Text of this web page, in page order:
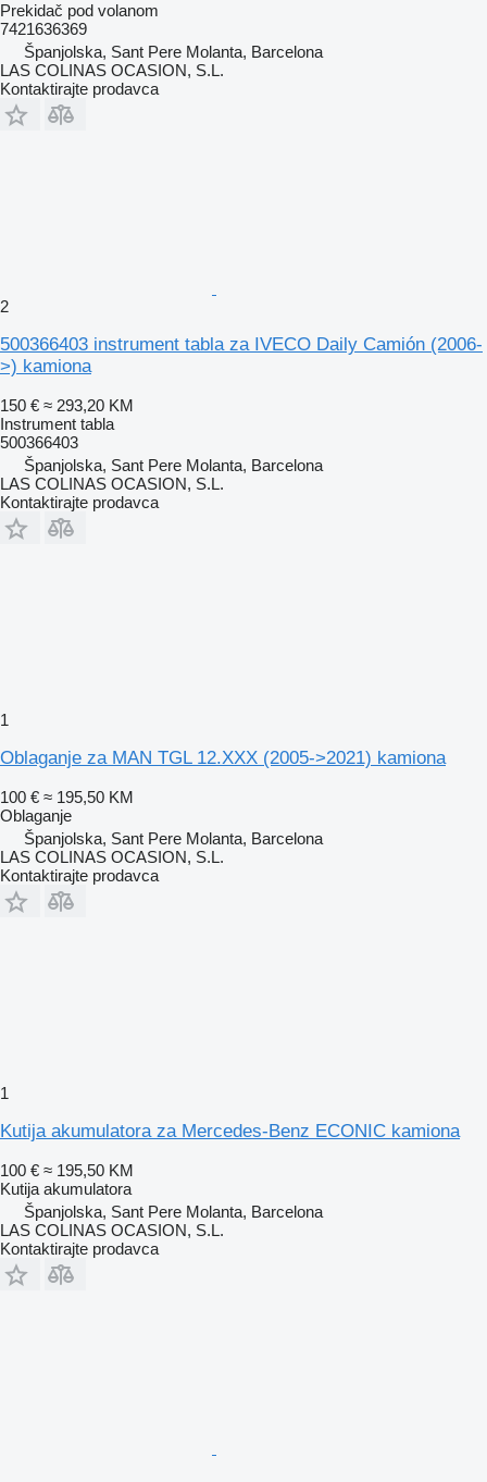
Prekidač pod volanom
7421636369
Španjolska, Sant Pere Molanta, Barcelona
LAS COLINAS OCASION, S.L.
Kontaktirajte prodavca
2
500366403 instrument tabla za IVECO Daily Camión (2006-
>) kamiona
150 € ≈ 293,20 KM
Instrument tabla
500366403
Španjolska, Sant Pere Molanta, Barcelona
LAS COLINAS OCASION, S.L.
Kontaktirajte prodavca
1
Oblaganje za MAN TGL 12.XXX (2005->2021) kamiona
100 € ≈ 195,50 KM
Oblaganje
Španjolska, Sant Pere Molanta, Barcelona
LAS COLINAS OCASION, S.L.
Kontaktirajte prodavca
1
Kutija akumulatora za Mercedes-Benz ECONIC kamiona
100 € ≈ 195,50 KM
Kutija akumulatora
Španjolska, Sant Pere Molanta, Barcelona
LAS COLINAS OCASION, S.L.
Kontaktirajte prodavca